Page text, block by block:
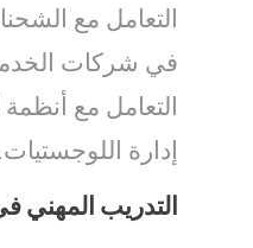
التعامل مع
في شركات
التعامل مع
إدارة اللوجستيات.
التدريب المهني